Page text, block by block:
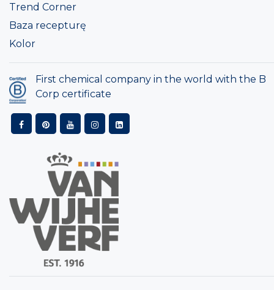
Trend Corner
Baza recepturę
Kolor
First chemical company in the world with the B
Corp certificate